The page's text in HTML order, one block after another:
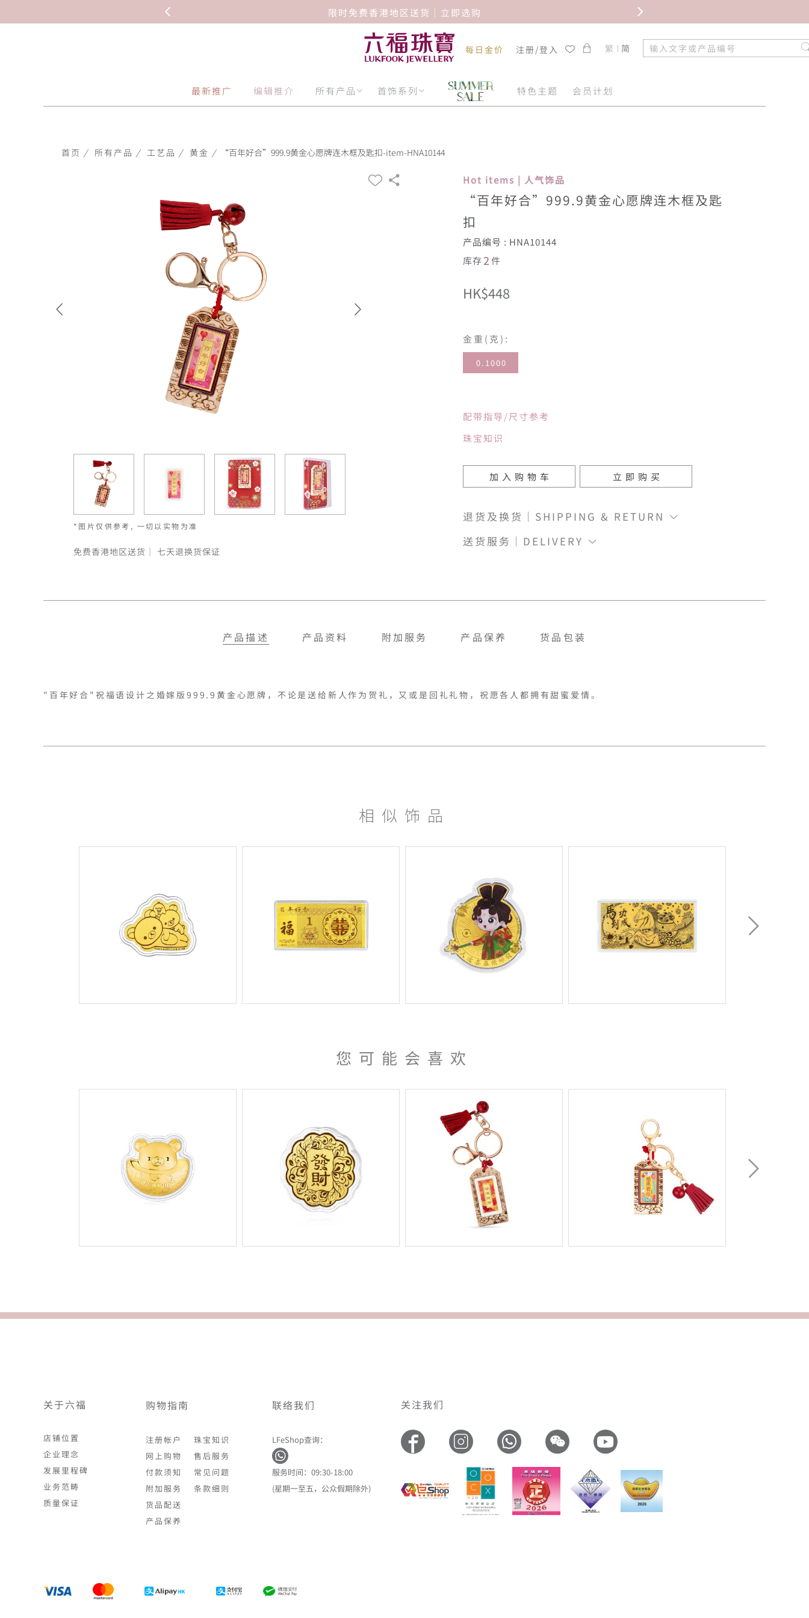
限时免费香港地区送货｜立即选购
每日金价 注册/登入 繁 简
最新推广 编辑推介 所有产品 首饰系列 特色主题 会员计划
首页 / 所有产品 / 工艺品 / 黄金 / “百年好合”999.9黄金心愿牌连木框及匙扣-item-HNA10144
*图片仅供参考, 一切以实物为准
免费香港地区送货｜ 七天退换货保证
Hot items | 人气饰品
“百年好合”999.9黄金心愿牌连木框及匙
扣
产品编号 : HNA10144
库存2件
HK$448
金重(克):
0.1000
配带指导/尺寸参考
珠宝知识
加入购物车 立即购买
退货及换货｜SHIPPING & RETURN
送货服务｜DELIVERY
产品描述 产品资料 附加服务 产品保养 货品包装
"百年好合"祝福语设计之婚嫁版999.9黄金心愿牌，不论是送给新人作为贺礼，又或是回礼礼物，祝愿各人都拥有甜蜜爱情。
相似饰品
您可能会喜欢
关于六福
店铺位置
企业理念
发展里程碑
业务范畴
质量保证
购物指南
注册帐户
网上购物
付款须知
附加服务
货品配送
产品保养
珠宝知识
售后服务
常见问题
条款细则
联络我们
LFeShop查询：
服务时间：09:30-18:00
(星期一至五，公众假期除外)
关注我们